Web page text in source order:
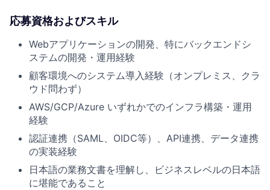
応募資格およびスキル
Webアプリケーションの開発、特にバックエンドシ
ステムの開発・運用経験
顧客環境へのシステム導入経験（オンプレミス、クラ
ウド問わず）
AWS/GCP/Azure いずれかでのインフラ構築・運用
経験
認証連携（SAML、OIDC等）、API連携、データ連携
の実装経験
日本語の業務文書を理解し、ビジネスレベルの日本語
に堪能であること